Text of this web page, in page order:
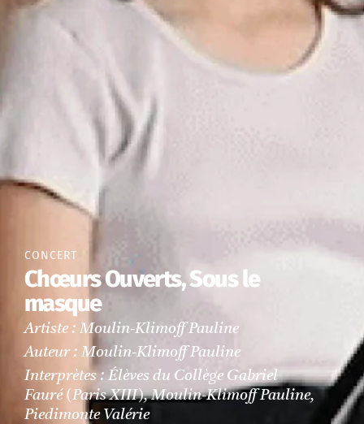
CONCERT
Chœurs Ouverts, Sous le
masque
Artiste : Moulin-Klimoff Pauline
Auteur : Moulin-Klimoff Pauline
Interprètes : Élèves du Collège Gabriel
Fauré (Paris XIII), Moulin-Klimoff Pauline,
Piedimonte Valérie